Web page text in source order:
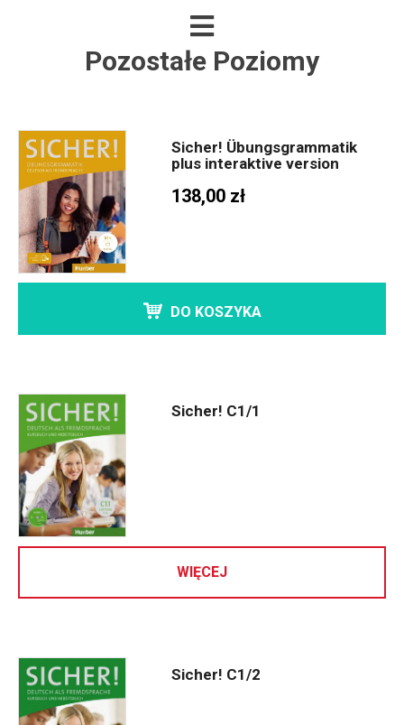
Pozostałe Poziomy
Sicher! Übungsgrammatik
plus interaktive version
138,00 zł
DO KOSZYKA
Sicher! C1/1
WIĘCEJ
Sicher! C1/2